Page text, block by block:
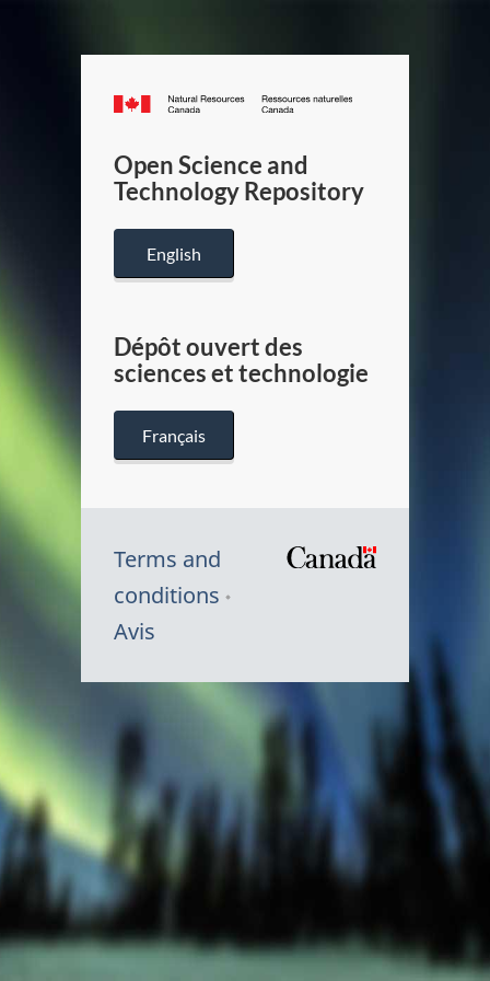
Canada.ca
/
Canada
Open Science and
Technology Repository
English
Dépôt ouvert des
sciences et technologie
Français
Terms and
conditions
Avis
Canada